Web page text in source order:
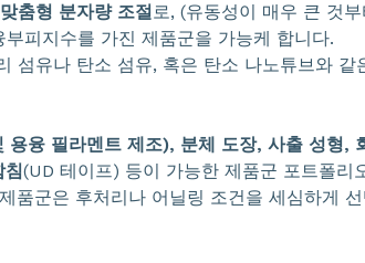
맞춤형 분자량 조절로, (유동성이 매우 큰 것부
피지수를 가진 제품군을 가능케 합니다.
섬유나 탄소 섬유, 혹은 탄소 나노튜브와 같
용융 필라멘트 제조), 분체 도장, 사출 성형,
침(UD 테이프) 등이 가능한 제품군 포트폴리
품군은 후처리나 어닐링 조건을 세심하게